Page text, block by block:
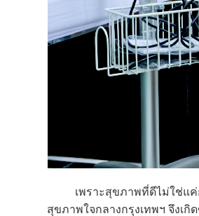
เพราะสุขภาพที่ดีไม่ใช่แค่ก
สุขภาพใจกลางกรุงเทพฯ จึงเ